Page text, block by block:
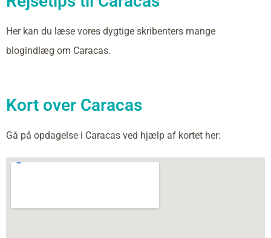
Her kan du læse vores dygtige skribenters mange
blogindlæg om Caracas.
Kort over Caracas
Gå på opdagelse i Caracas ved hjælp af kortet her: